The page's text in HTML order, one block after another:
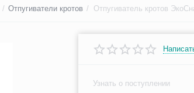
/ Отпугиватели кротов / Отпугиватель кротов
Узнать о поступлении